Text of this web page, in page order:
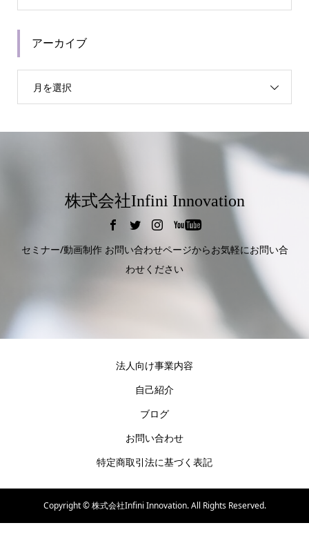
アーカイブ
月を選択
株式会社Infini Innovation
セミナー/動画制作 お問い合わせページからお気軽にお問い合
わせください
法人向け事業内容
自己紹介
ブログ
お問い合わせ
特定商取引法に基づく表記
Copyright ©株式会社Infini Innovation. All Rights Reserved.